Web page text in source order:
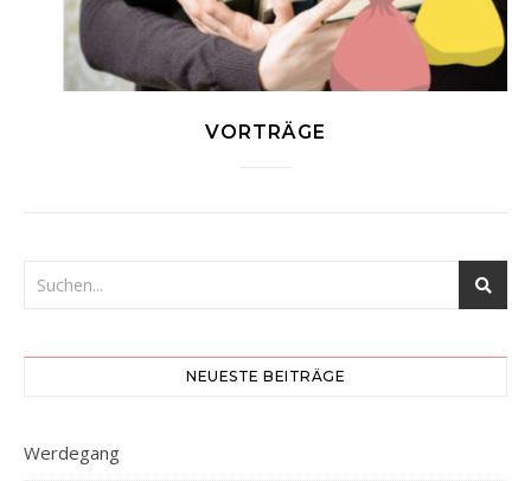
VORTRÄGE
NEUESTE BEITRÄGE
Werdegang